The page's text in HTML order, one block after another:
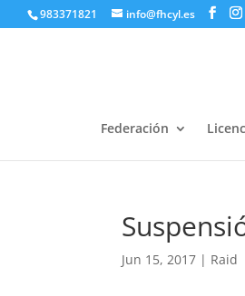
983371821 info@fhcyl.es
Federación
Jun 15, 2017 | Raid